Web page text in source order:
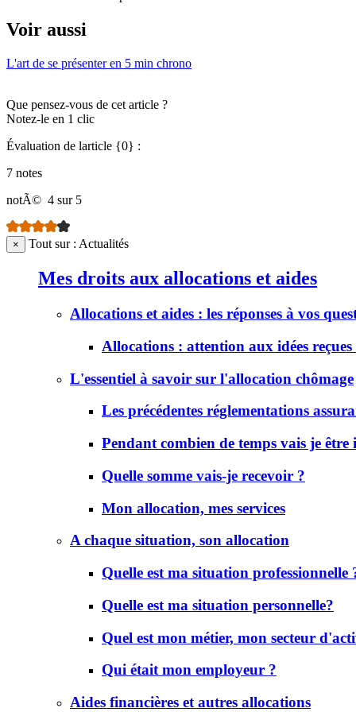
Voir aussi
L'art de se présenter en 5 min chrono
Que pensez-vous de cet article ?
Notez-le en 1 clic
Évaluation de larticle {0} :
7 notes
notÃ© 4 sur 5
× Tout sur : Actualités
Mes droits aux allocations et aides
Allocations et aides : les réponses à vos
Allocations : attention aux idées reçues
L'essentiel à savoir sur l'allocation chômage
Les précédentes réglementations
Pendant combien de temps vais je être
Quelle somme vais-je recevoir ?
Mon allocation, mes services
A chaque situation, son allocation
Quelle est ma situation professionnelle
Quelle est ma situation personnelle?
Quel est mon métier, mon secteur
Qui était mon employeur ?
Aides financières et autres allocations